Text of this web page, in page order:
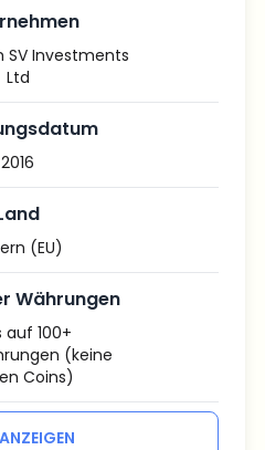
SV Investments
Ltd
2016
(EU)
Währungen
auf 100+
(keine
Coins)